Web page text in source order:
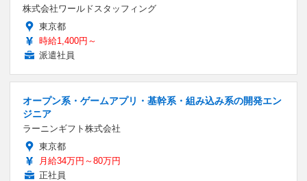
株式会社ワールドスタッフィング
東京都
時給1,400円～
派遣社員
オープン系・ゲームアプリ・基幹系・組み込み系の開発エン
ジニア
ラーニンギフト株式会社
東京都
月給34万円～80万円
正社員